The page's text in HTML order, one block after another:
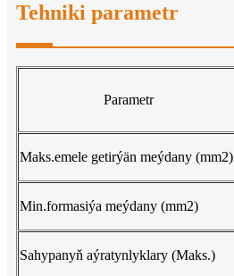
Tehniki parametr
Parametr
Maks.emele getirýän meýdany (mm2)
Min.formasiýa meýdany (mm2)
Sahypanyň aýratynlyklary (Maks.)